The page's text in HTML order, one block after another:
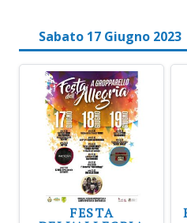
Sabato 17 Giugno 2023
FESTA